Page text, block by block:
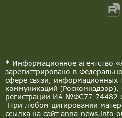
* Информационное агентство
зарегистрировано в
сфере связи, информационных
коммуникаций (Роскомнадзор).
регистрации ИА №ФС77-74482
При любом цитировании
ссылка на сайт anna-news.info